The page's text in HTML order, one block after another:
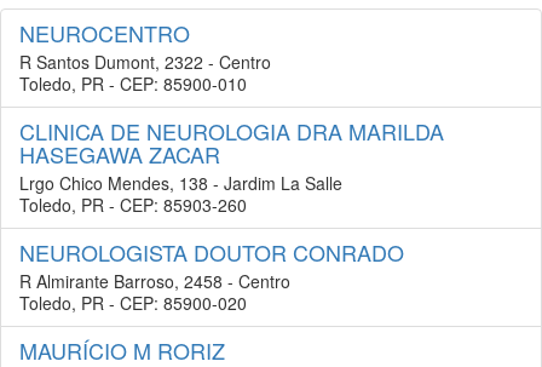
NEUROCENTRO
R Santos Dumont, 2322 - Centro
Toledo, PR - CEP: 85900-010
CLINICA DE NEUROLOGIA DRA MARILDA
HASEGAWA ZACAR
Lrgo Chico Mendes, 138 - Jardim La Salle
Toledo, PR - CEP: 85903-260
NEUROLOGISTA DOUTOR CONRADO
R Almirante Barroso, 2458 - Centro
Toledo, PR - CEP: 85900-020
MAURÍCIO M RORIZ